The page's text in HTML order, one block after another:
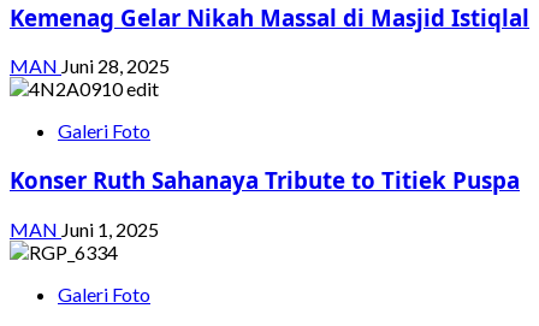
Kemenag Gelar Nikah Massal di Masjid Istiqlal
MAN Juni 28, 2025
Galeri Foto
Konser Ruth Sahanaya Tribute to Titiek Puspa
MAN Juni 1, 2025
Galeri Foto